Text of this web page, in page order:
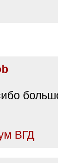
ВГД